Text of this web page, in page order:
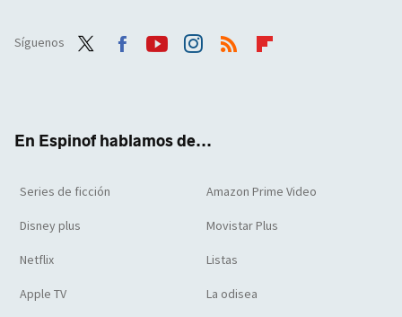
Síguenos
En Espinof hablamos de...
Series de ficción Amazon Prime Video
Disney plus Movistar Plus
Netflix Listas
Apple TV La odisea